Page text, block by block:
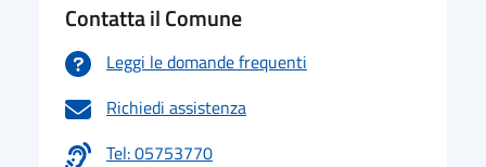
Contatta il Comune
Leggi le domande frequenti
Richiedi assistenza
Tel: 05753770